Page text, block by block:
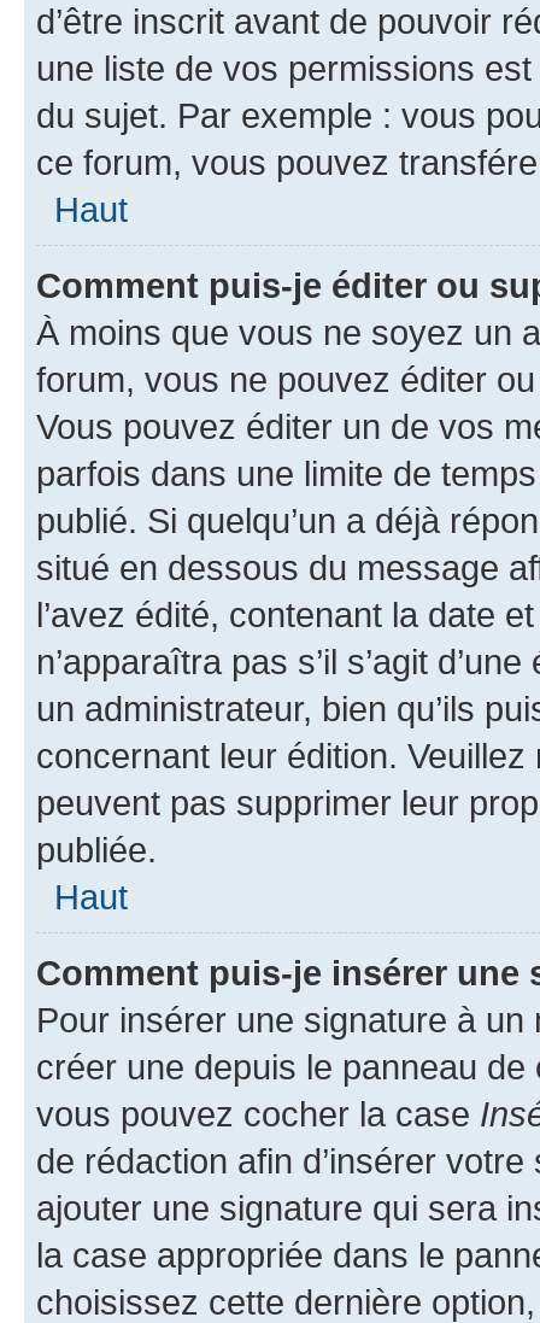
d’être inscrit avant de pouvoir
une liste de vos permissions
du sujet. Par exemple : vous
ce forum, vous pouvez
Haut
Comment puis-je éditer ou
À moins que vous ne soyez un
forum, vous ne pouvez éditer
Vous pouvez éditer un de vos
parfois dans une limite de
publié. Si quelqu’un a déjà
situé en dessous du message
l’avez édité, contenant la date
n’apparaîtra pas s’il s’agit
un administrateur, bien qu’ils
concernant leur édition.
peuvent pas supprimer leur
publiée.
Haut
Comment puis-je insérer une
Pour insérer une signature à
créer une depuis le panneau de
vous pouvez cocher la case
de rédaction afin d’insérer
ajouter une signature qui sera
la case appropriée dans le
choisissez cette dernière